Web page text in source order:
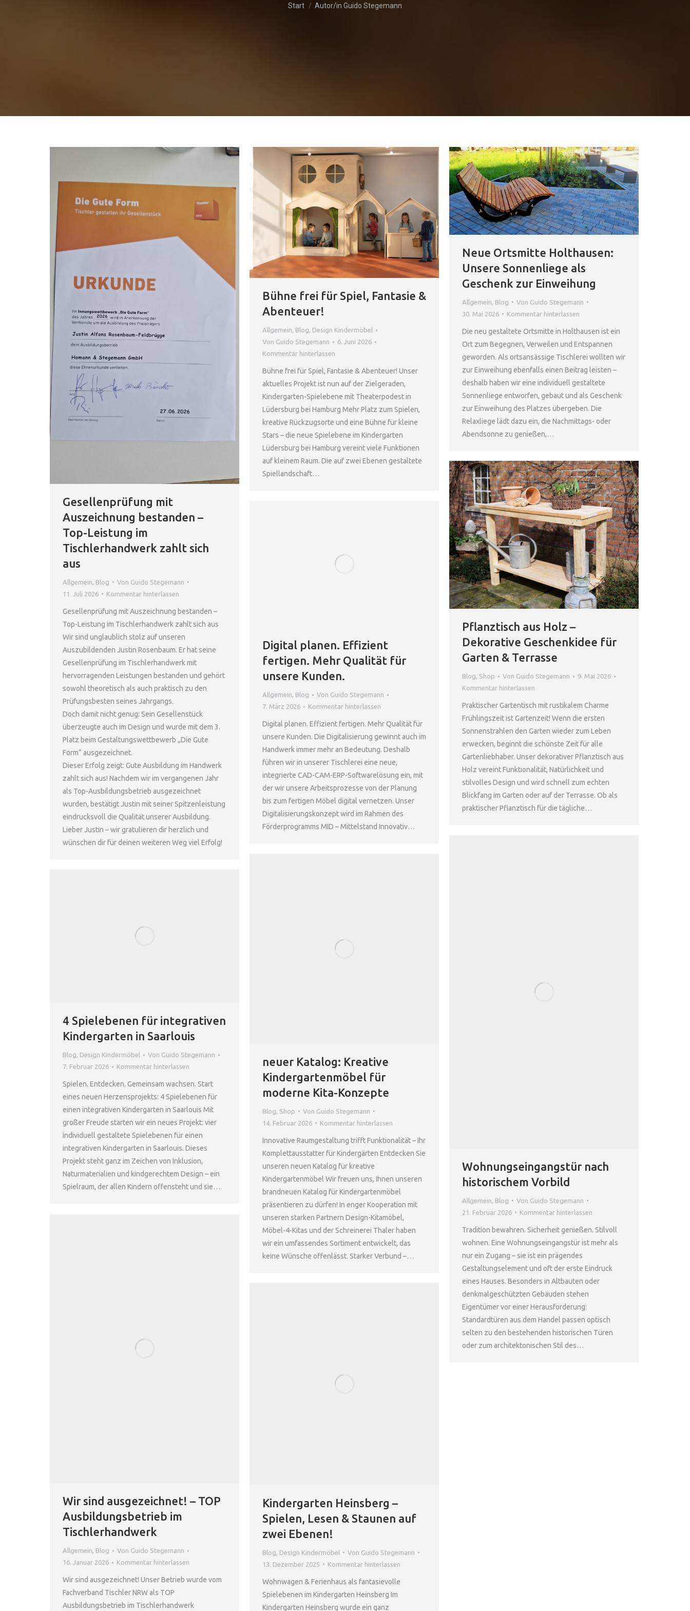
Start Autor/in Guido Stegemann
Gesellenprüfung mit
Auszeichnung bestanden –
Top-Leistung im
Tischlerhandwerk zahlt sich
aus
Allgemein, Blog Von Guido Stegemann
11. Juli 2026
Kommentar hinterlassen
Gesellenprüfung mit Auszeichnung bestanden –
Top-Leistung im Tischlerhandwerk zahlt sich aus
Wir sind unglaublich stolz auf unseren
Auszubildenden Justin Rosenbaum. Er hat seine
Gesellenprüfung im Tischlerhandwerk mit
hervorragenden Leistungen bestanden und gehört
sowohl theoretisch als auch praktisch zu den
Prüfungsbesten seines Jahrgangs.
Doch damit nicht genug: Sein Gesellenstück
überzeugte auch im Design und wurde mit dem 3.
Platz beim Gestaltungswettbewerb „Die Gute
Form“ ausgezeichnet.
Dieser Erfolg zeigt: Gute Ausbildung im Handwerk
zahlt sich aus! Nachdem wir im vergangenen Jahr
als Top-Ausbildungsbetrieb ausgezeichnet
wurden, bestätigt Justin mit seiner Spitzenleistung
eindrucksvoll die Qualität unserer Ausbildung.
Lieber Justin – wir gratulieren dir herzlich und
wünschen dir für deinen weiteren Weg viel Erfolg!
Bühne frei für Spiel, Fantasie &
Abenteuer!
Allgemein, Blog, Design Kindermöbel
Von Guido Stegemann
6. Juni 2026
Kommentar hinterlassen
Bühne frei für Spiel, Fantasie & Abenteuer! Unser
aktuelles Projekt ist nun auf der Zielgeraden,
Kindergarten-Spielebene mit Theaterpodest in
Lüdersburg bei Hamburg Mehr Platz zum Spielen,
kreative Rückzugsorte und eine Bühne für kleine
Stars – die neue Spielebene im Kindergarten
Lüdersburg bei Hamburg vereint viele Funktionen
auf kleinem Raum. Die auf zwei Ebenen gestaltete
Spiellandschaft…
Neue Ortsmitte Holthausen:
Unsere Sonnenliege als
Geschenk zur Einweihung
Allgemein Blog Von Guido Stegemann
30. Mai 2026
Kommentar hinterlassen
Die neu gestaltete Ortsmitte in Holthausen ist ein
Ort zum Begegnen, Verweilen und Entspannen
geworden. Als ortsansässige Tischlerei wollten wir
zur Einweihung ebenfalls einen Beitrag leisten –
deshalb haben wir eine individuell gestaltete
Sonnenliege entworfen, gebaut und als Geschenk
zur Einweihung des Platzes übergeben. Die
Relaxliege lädt dazu ein, die Nachmittags- oder
Abendsonne zu genießen,…
Pflanztisch aus Holz –
Dekorative Geschenkidee für
Garten & Terrasse
Blog, Shop Von Guido Stegemann
9. Mai 2026
Kommentar hinterlassen
Praktischer Gartentisch mit rustikalem Charme
Frühlingszeit ist Gartenzeit! Wenn die ersten
Sonnenstrahlen den Garten wieder zum Leben
erwecken, beginnt die schönste Zeit für alle
Gartenliebhaber. Unser dekorativer Pflanztisch aus
Holz vereint Funktionalität, Natürlichkeit und
stilvolles Design und wird schnell zum echten
Blickfang im Garten oder auf der Terrasse. Ob als
praktischer Pflanztisch für die tägliche…
Digital planen. Effizient
fertigen. Mehr Qualität für
unsere Kunden.
Allgemein, Blog Von Guido Stegemann
7. März 2026
Kommentar hinterlassen
Digital planen. Effizient fertigen. Mehr Qualität für
unsere Kunden. Die Digitalisierung gewinnt auch im
Handwerk immer mehr an Bedeutung. Deshalb
führen wir in unserer Tischlerei eine neue,
integrierte CAD-CAM-ERP-Softwarelösung ein, mit
der wir unsere Arbeitsprozesse von der Planung
bis zum fertigen Möbel digital vernetzen. Unser
Digitalisierungskonzept wird im Rahmen des
Förderprogramms MID – Mittelstand Innovativ…
Wohnungseingangstür nach
historischem Vorbild
Allgemein, Blog Von Guido Stegemann
21. Februar 2026
Kommentar hinterlassen
Tradition bewahren. Sicherheit genießen. Stilvoll
wohnen. Eine Wohnungseingangstür ist mehr als
nur ein Zugang – sie ist ein prägendes
Gestaltungselement und oft der erste Eindruck
eines Hauses. Besonders in Altbauten oder
denkmalgeschützten Gebäuden stehen
Eigentümer vor einer Herausforderung:
Standardtüren aus dem Handel passen optisch
selten zu den bestehenden historischen Türen
oder zum architektonischen Stil des…
neuer Katalog: Kreative
Kindergartenmöbel für
moderne Kita-Konzepte
Blog Shop Von Guido Stegemann
14. Februar 2026
Kommentar hinterlassen
Innovative Raumgestaltung trifft Funktionalität – Ihr
Komplettausstatter für Kindergärten Entdecken Sie
unseren neuen Katalog für kreative
Kindergartenmöbel Wir freuen uns, Ihnen unseren
brandneuen Katalog für Kindergartenmöbel
präsentieren zu dürfen! In enger Kooperation mit
unseren starken Partnern Design-Kitamöbel,
Möbel-4-Kitas und der Schreinerei Thaler haben
wir ein umfassendes Sortiment entwickelt, das
keine Wünsche offenlässt. Starker Verbund –…
4 Spielebenen für integrativen
Kindergarten in Saarlouis
Blog, Design Kindermöbel Von Guido Stegemann
7. Februar 2026
Kommentar hinterlassen
Spielen. Entdecken. Gemeinsam wachsen. Start
eines neuen Herzensprojekts: 4 Spielebenen für
einen integrativen Kindergarten in Saarlouis Mit
großer Freude starten wir ein neues Projekt: vier
individuell gestaltete Spielebenen für einen
integrativen Kindergarten in Saarlouis. Dieses
Projekt steht ganz im Zeichen von Inklusion,
Naturmaterialien und kindgerechtem Design – ein
Spielraum, der allen Kindern offensteht und sie…
Wir sind ausgezeichnet! – TOP
Ausbildungsbetrieb im
Tischlerhandwerk
Allgemein, Blog Von Guido Stegemann
16. Januar 2026
Kommentar hinterlassen
Wir sind ausgezeichnet! Unser Betrieb wurde vom
Fachverband Tischler NRW als TOP
Ausbildungsbetrieb im Tischlerhandwerk
Kindergarten Heinsberg –
Spielen, Lesen & Staunen auf
zwei Ebenen!
Blog Design Kindermöbel Von Guido Stegemann
13. Dezember 2025
Kommentar hinterlassen
Wohnwagen & Ferienhaus als fantasievolle
Spielebenen im Kindergarten Heinsberg Im
Kindergarten Heinsberg wurde ein ganz